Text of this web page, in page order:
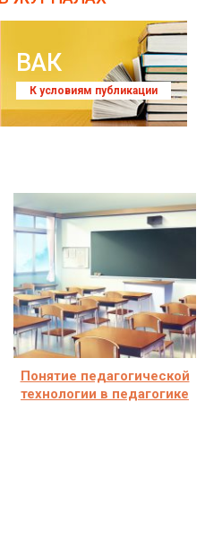
ВАК
К условиям публикации
Понятие педагогической
технологии в педагогике